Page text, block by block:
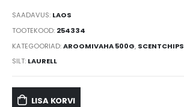
SAADAVUS: LAOS
TOOTEKOOD: 254334
KATEGOORIAD:AROOMIVAHA 500G, SCENTCHIPS
SILT: LAURELL
LISA KORVI